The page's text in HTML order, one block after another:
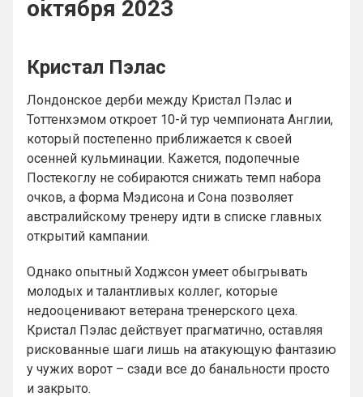
октября 2023
Кристал Пэлас
Лондонское дерби между Кристал Пэлас и
Тоттенхэмом откроет 10-й тур чемпионата Англии,
который постепенно приближается к своей
осенней кульминации. Кажется, подопечные
Постекоглу не собираются снижать темп набора
очков, а форма Мэдисона и Сона позволяет
австралийскому тренеру идти в списке главных
открытий кампании.
Однако опытный Ходжсон умеет обыгрывать
молодых и талантливых коллег, которые
недооценивают ветерана тренерского цеха.
Кристал Пэлас действует прагматично, оставляя
рискованные шаги лишь на атакующую фантазию
у чужих ворот – сзади все до банальности просто
и закрыто.